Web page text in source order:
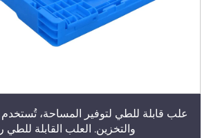
علب قابلة للطي لتوفير المساحة، تُستخدم
والتخزين. العلب القابلة للطي